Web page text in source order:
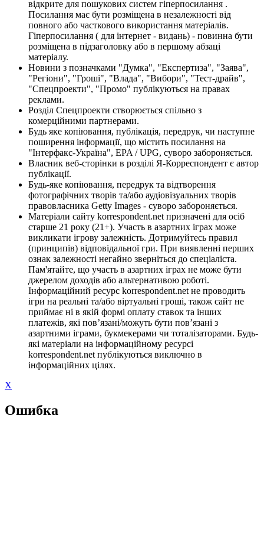
відкрите для пошукових систем гіперпосилання .
Посилання має бути розміщена в незалежності від
повного або часткового використання матеріалів.
Гіперпосилання ( для інтернет - видань) - повинна бути
розміщена в підзаголовку або в першому абзаці
матеріалу.
Новини з позначками "Думка", "Експертиза", "Заява",
"Регіони", "Гроші", "Влада", "Вибори", "Тест-драйв",
"Спецпроекти", "Промо" публікуються на правах
реклами.
Розділ Спецпроекти створюється спільно з
комерційними партнерами.
Будь яке копіювання, публікація, передрук, чи наступне
поширення інформації, що містить посилання на
"Інтерфакс-Україна", EPA / UPG, суворо забороняється.
Власник веб-сторінки в розділі Я-Корреспондент є автор
публікації.
Будь-яке копіювання, передрук та відтворення
фотографічних творів та/або аудіовізуальних творів
правовласника Getty Images - суворо забороняється.
Матеріали сайту korrespondent.net призначені для осіб
старше 21 року (21+). Участь в азартних іграх може
викликати ігрову залежність. Дотримуйтесь правил
(принципів) відповідальної гри. При виявленні перших
ознак залежності негайно зверніться до спеціаліста.
Пам'ятайте, що участь в азартних іграх не може бути
джерелом доходів або альтернативою роботі.
Інформаційний ресурс korrespondent.net не проводить
ігри на реальні та/або віртуальні гроші, також сайт не
приймає ні в якій формі оплату ставок та інших
платежів, які пов’язані/можуть бути пов’язані з
азартними іграми, букмекерами чи тоталізаторами. Будь-
які матеріали на інформаційному ресурсі
korrespondent.net публікуються виключно в
інформаційних цілях.
X
Ошибка